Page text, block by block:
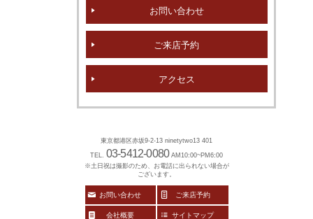
お問い合わせ
ご来店予約
アクセス
東京都港区赤坂9-2-13 ninetytwo13 401
TEL. 03-5412-0080 AM10:00~PM6:00
※土日祝は撮影のため、お電話に出られない場合が
ございます。
お問い合わせ ご来店予約
会社概要 サイトマップ